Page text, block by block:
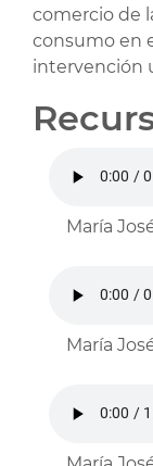
comercio de
consumo en
intervención
María
María